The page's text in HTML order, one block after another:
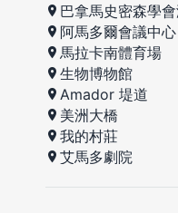
巴拿馬史密森學
阿馬多爾會議中心
馬拉卡南體育場
生物博物館
Amador 堤道
美洲大橋
我的村莊
艾馬多劇院